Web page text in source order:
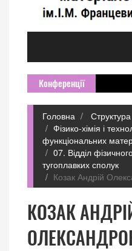
Конференції
Головна
Структура
Фізико-хімія і
функціональних
07. Відділ
тугоплавких сполук
Козак Андрій
КОЗАК